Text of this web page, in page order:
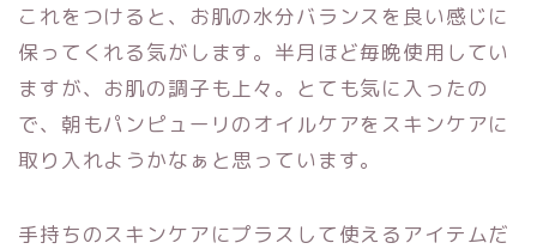
これをつけると、お肌の水分バランスを良い感じに
保ってくれる気がします。半月ほど毎晩使用してい
ますが、お肌の調子も上々。とても気に入ったの
で、朝もパンピューリのオイルケアをスキンケアに
取り入れようかなぁと思っています。
手持ちのスキンケアにプラスして使えるアイテムだ